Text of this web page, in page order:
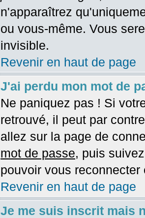
n'apparaîtrez
ou vous-même. Vous
invisible.
Revenir en haut de page
J'ai perdu mon mot de
Ne paniquez pas ! Si
retrouvé, il peut par
allez sur la page de
mot de passe, puis
pouvoir vous
Revenir en haut de page
Je me suis inscrit mais